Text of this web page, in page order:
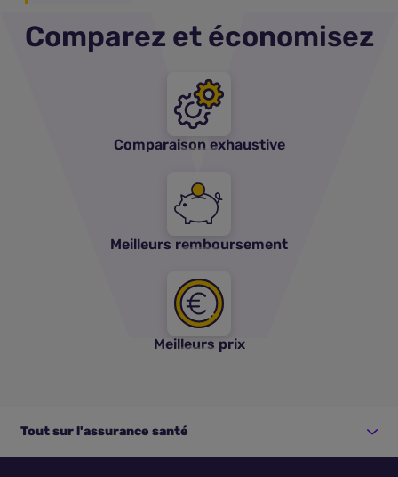
Comparez et économisez
Comparaison exhaustive
Meilleurs remboursement
Meilleurs prix
Tout sur l'assurance santé